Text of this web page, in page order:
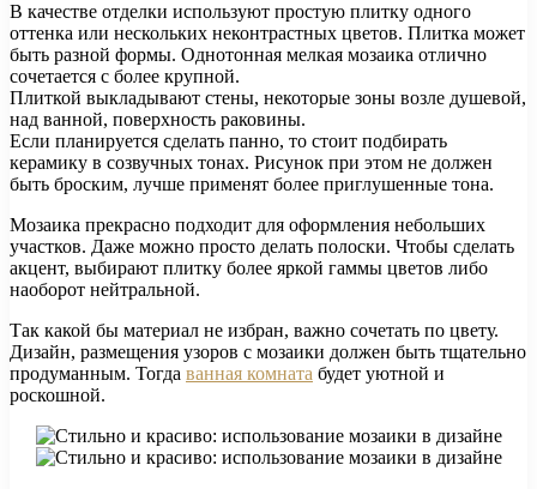
В качестве отделки используют простую плитку одного
оттенка или нескольких неконтрастных цветов. Плитка может
быть разной формы. Однотонная мелкая мозаика отлично
сочетается с более крупной.
Плиткой выкладывают стены, некоторые зоны возле душевой,
над ванной, поверхность раковины.
Если планируется сделать панно, то стоит подбирать
керамику в созвучных тонах. Рисунок при этом не должен
быть броским, лучше применят более приглушенные тона.
Мозаика прекрасно подходит для оформления небольших
участков. Даже можно просто делать полоски. Чтобы сделать
акцент, выбирают плитку более яркой гаммы цветов либо
наоборот нейтральной.
Так какой бы материал не избран, важно сочетать по цвету.
Дизайн, размещения узоров с мозаики должен быть тщательно
продуманным. Тогда ванная комната будет уютной и
роскошной.